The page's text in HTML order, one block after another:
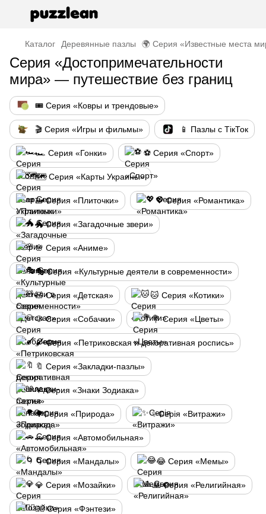
Каталог Деревянные пазлы 🌍 Серия «Известные места
Серия «Достопримечательности
мира» — путешествие без границ
🎟️ Серия «Ковры и трендовые»
🎬 Серия «Игры и фильмы» 📱 Пазлы с ТікТок
🏎️ Серия «Гонки» ⚽ Серия «Спорт»
🗺️ Серия «Карты Украины»
🧱 Серия «Плиточки» 💖 Серия «Романтика»
🐲 Серия «Загадочные звери»
🌸 Серия «Аниме»
🎭 Серия «Культурные деятели в современности»
🧸 Серия «Детская» 🐱 Серия «Котики»
🐶 Серия «Собачки» 💐 Серия «Цветы»
🖌️ Серия «Петриковская и декоративная роспись»
🔖 Серия «Закладки-пазлы»
♈ Серия «Знаки Зодиака»
🌳Серия «Природа» ✨Серія «Витражи»
🚗 Серия «Автомобильная»
🌀 Серия «Мандалы» 😂 Серия «Мемы»
💎 Серия «Мозайки» 🙏 Серия «Религийная»
🧙‍♂️ Серия «Фэнтези»